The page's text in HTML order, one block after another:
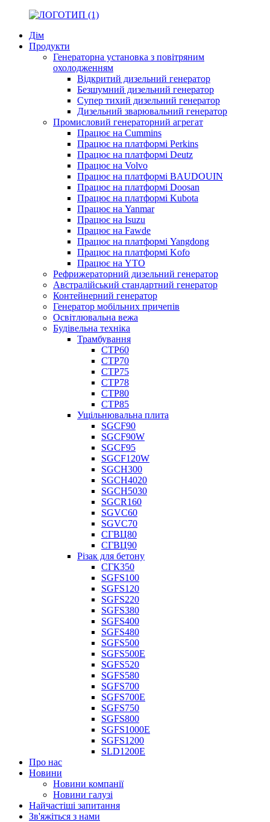
Дім
Продукти
Генераторна установка з повітряним
охолодженням
Відкритий дизельний генератор
Безшумний дизельний генератор
Супер тихий дизельний генератор
Дизельний зварювальний генератор
Промисловий генераторний агрегат
Працює на Cummins
Працює на платформі Perkins
Працює на платформі Deutz
Працює на Volvo
Працює на платформі BAUDOUIN
Працює на платформі Doosan
Працює на платформі Kubota
Працює на Yanmar
Працює на Isuzu
Працює на Fawde
Працює на платформі Yangdong
Працює на платформі Kofo
Працює на YTO
Рефрижераторний дизельний генератор
Австралійський стандартний генератор
Контейнерний генератор
Генератор мобільних причепів
Освітлювальна вежа
Будівельна техніка
Трамбування
СТР60
СТР70
СТР75
СТР78
СТР80
СТР85
Ущільнювальна плита
SGCF90
SGCF90W
SGCF95
SGCF120W
SGCH300
SGCH4020
SGCH5030
SGCR160
SGVC60
SGVC70
СГВЦ80
СГВЦ90
Різак для бетону
СГК350
SGFS100
SGFS120
SGFS220
SGFS380
SGFS400
SGFS480
SGFS500
SGFS500E
SGFS520
SGFS580
SGFS700
SGFS700E
SGFS750
SGFS800
SGFS1000E
SGFS1200
SLD1200E
Про нас
Новини
Новини компанії
Новини галузі
Найчастіші запитання
Зв'яжіться з нами